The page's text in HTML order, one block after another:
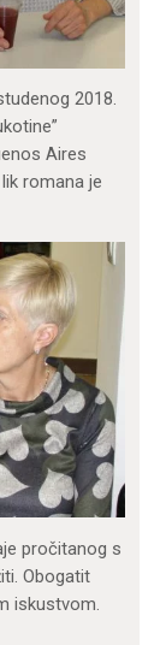
2018.
Aires
romana je
pročitanog s
Obogatit
iskustvom.